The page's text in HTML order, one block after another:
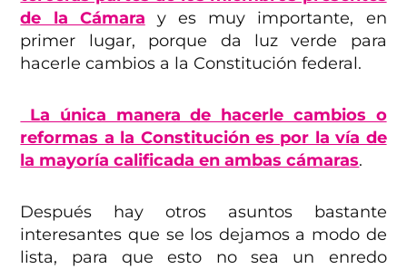
de la Cámara y es muy importante, en
primer lugar, porque da luz verde para
hacerle cambios a la Constitución federal.
La única manera de hacerle cambios o
reformas a la Constitución es por la vía de
la mayoría calificada en ambas cámaras.
Después hay otros asuntos bastante
interesantes que se los dejamos a modo de
lista, para que esto no sea un enredo